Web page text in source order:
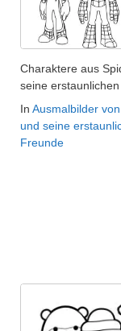
Charaktere aus
seine
In Ausmalbilder
und seine
Freunde